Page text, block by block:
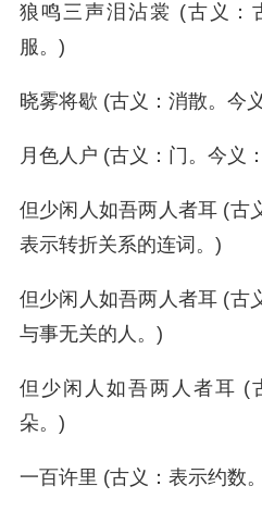
狼鸣三声泪沾裳 (古义：
服。)
晓雾将歇 (古义：消散。今
月色人户 (古义：门。今义
但少闲人如吾两人者耳 (古
表示转折关系的连词。)
但少闲人如吾两人者耳 (古
与事无关的人。)
但少闲人如吾两人者耳 (
朵。)
一百许里 (古义：表示约数